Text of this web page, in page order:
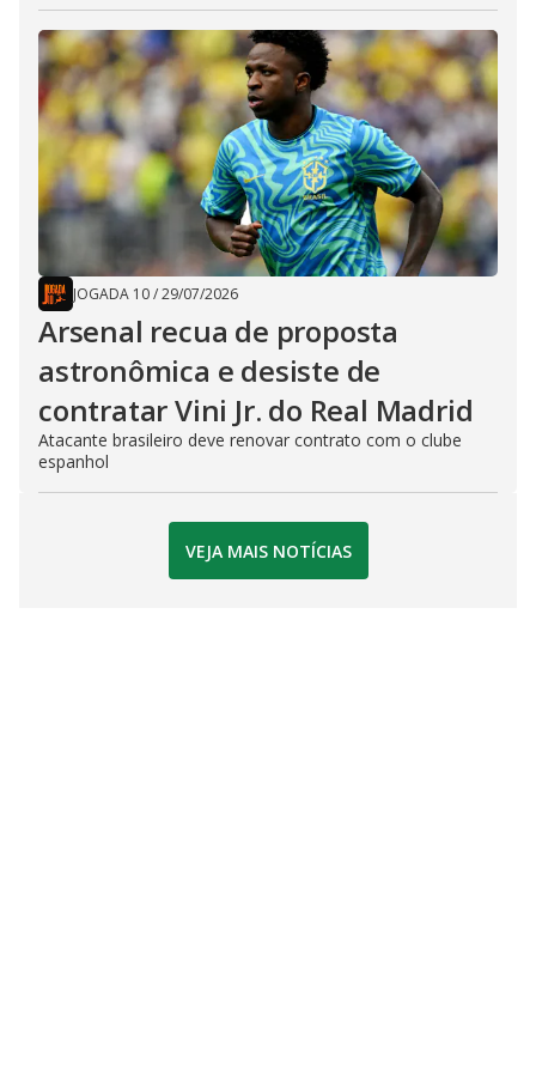
JOGADA 10/29/07/2026
Arsenal recua de proposta
astronômica e desiste de
contratar Vini Jr. do Real Madrid
Atacante brasileiro deve renovar contrato com o clube
espanhol
VEJA MAIS NOTÍCIAS